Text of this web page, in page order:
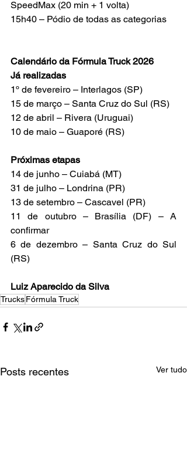
SpeedMax (20 min + 1 volta)
15h40 – Pódio de todas as categorias
Calendário da Fórmula Truck 2026
Já realizadas
1º de fevereiro – Interlagos (SP)
15 de março – Santa Cruz do Sul (RS)
12 de abril – Rivera (Uruguai)
10 de maio – Guaporé (RS)
Próximas etapas
14 de junho – Cuiabá (MT)
31 de julho – Londrina (PR)
13 de setembro – Cascavel (PR)
11 de outubro – Brasília (DF) – A
confirmar
6 de dezembro – Santa Cruz do Sul
(RS)
Luiz Aparecido da Silva
TrucksFórmula Truck
Posts recentes Ver tudo